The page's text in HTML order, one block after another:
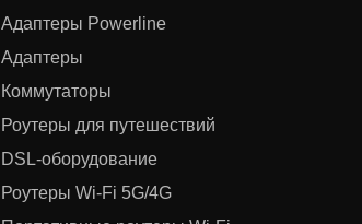
Адаптеры Powerline
Адаптеры
Коммутаторы
Роутеры для путешествий
DSL‑оборудование
Роутеры Wi-Fi 5G/4G